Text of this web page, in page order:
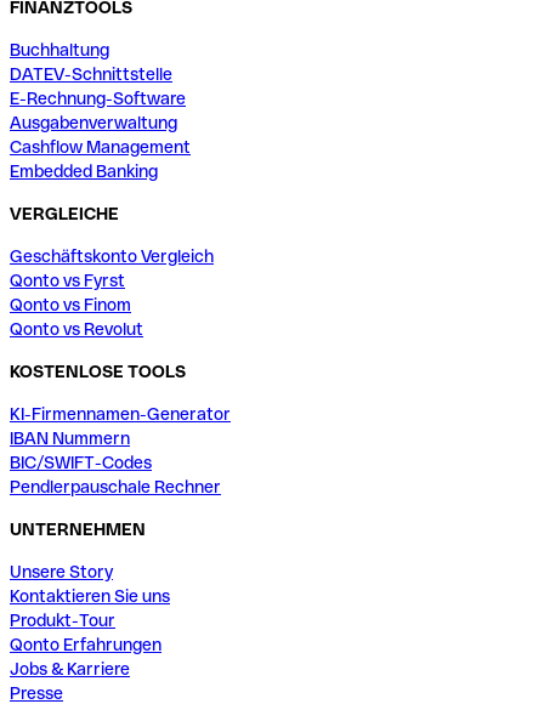
FINANZTOOLS
Buchhaltung
DATEV-Schnittstelle
E-Rechnung-Software
Ausgabenverwaltung
Cashflow Management
Embedded Banking
VERGLEICHE
Geschäftskonto Vergleich
Qonto vs Fyrst
Qonto vs Finom
Qonto vs Revolut
KOSTENLOSE TOOLS
KI-Firmennamen-Generator
IBAN Nummern
BIC/SWIFT-Codes
Pendlerpauschale Rechner
UNTERNEHMEN
Unsere Story
Kontaktieren Sie uns
Produkt-Tour
Qonto Erfahrungen
Jobs & Karriere
Presse